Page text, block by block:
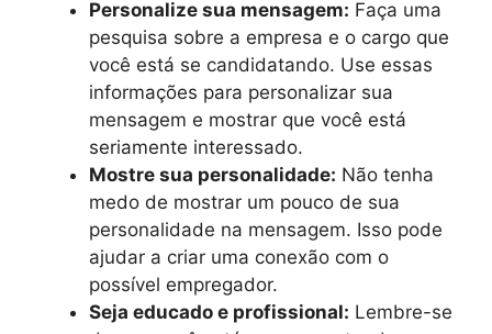
Personalize sua mensagem: Faça uma
pesquisa sobre a empresa e o cargo que
você está se candidatando. Use essas
informações para personalizar sua
mensagem e mostrar que você está
seriamente interessado.
Mostre sua personalidade: Não tenha
medo de mostrar um pouco de sua
personalidade na mensagem. Isso pode
ajudar a criar uma conexão com o
possível empregador.
Seja educado e profissional: Lembre-se